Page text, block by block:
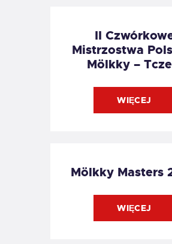
II
Mistrzostwa
Mölkky –
WIĘCEJ
Mölkky Masters
WIĘCEJ